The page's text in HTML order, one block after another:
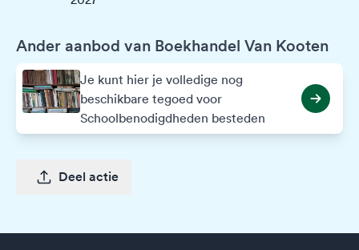
Ander aanbod van Boekhandel Van Kooten
Je kunt hier je volledige nog
beschikbare tegoed voor
Schoolbenodigdheden besteden
Deel actie